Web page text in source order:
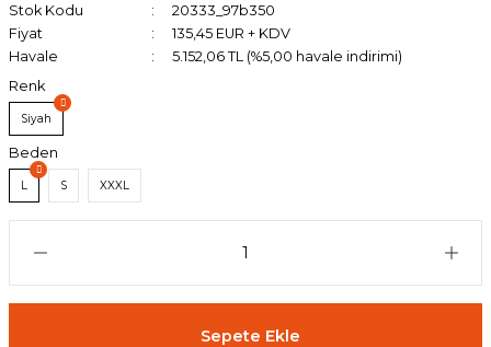
Stok Kodu
20333_97b350
Fiyat
135,45 EUR + KDV
Havale
5.152,06 TL (%5,00 havale indirimi)
Renk
Siyah
Beden
L S XXXL
Sepete Ekle